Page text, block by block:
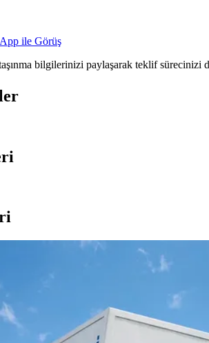
ile Görüş
bilgilerinizi paylaşarak teklif sürecinizi